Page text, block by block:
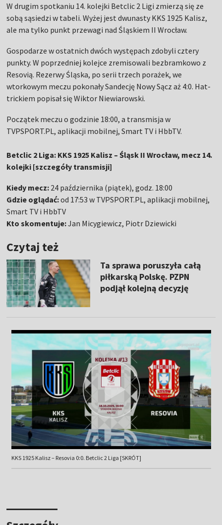
W drugim spotkaniu 14. kolejki Betclic 2 Ligi zmierzą się ze
sobą sąsiedzi w tabeli. Wyżej jest dwunasty KKS 1925 Kalisz,
ale ma tylko punkt przewagi nad Śląskiem II Wrocław.
Gospodarze w ostatnich dwóch występach zdobyli cztery
punkty. W poprzedniej kolejce zremisowali bezbramkowo z
Resovią. Rezerwy Śląska, po serii trzech porażek, we
wtorkowym meczu pokonały Sandecję Nowy Sącz aż 4:0. Hat-
trickiem popisał się Wiktor Niewiarowski.
Początek meczu o godzinie 18:00, a transmisja w
TVPSPORT.PL, aplikacji mobilnej, Smart TV i HbbTV.
Betclic 2 Liga: KKS 1925 Kalisz – Śląsk II Wrocław, mecz 14.
kolejki [szczegóły transmisji]
Kiedy mecz: 24 października (piątek), godz. 18:00
Gdzie oglądać:od 17:53 w TVPSPORT.PL, aplikacji mobilnej,
Smart TV i HbbTV
Kto skomentuje:Jan Micygiewicz, Piotr Dziewicki
Czytaj też
Ta sprawa poruszyła całą
piłkarską Polskę. PZPN
podjął kolejną decyzję
KKS 1925 Kalisz – Resovia 0:0. Betclic 2 Liga [SKRÓT]